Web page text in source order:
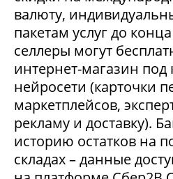
валюту,
пакетам услуг до
селлеры могут
интернет-магазин
нейросети (карточки
маркетплейсов,
рекламу и доставку).
историю остатков на
складах – данные